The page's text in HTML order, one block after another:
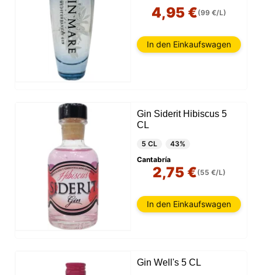
4,95 €(99 €/L)
In den Einkaufswagen
Gin Siderit Hibiscus 5
CL
5 CL
43%
Cantabría
2,75 €(55 €/L)
In den Einkaufswagen
Gin Well's 5 CL